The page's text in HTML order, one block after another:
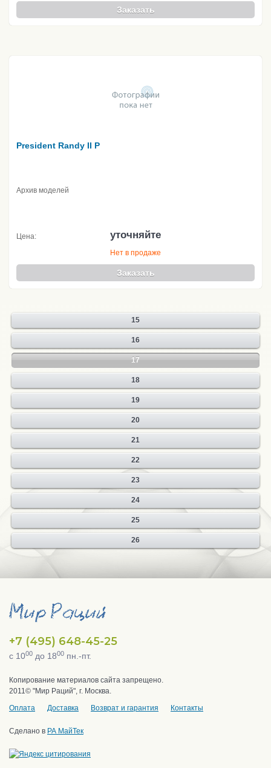
Заказать
President Randy II P
Архив моделей
Цена: уточняйте
Нет в продаже
Заказать
15
16
17
18
19
20
21
22
23
24
25
26
+7 (495) 648-45-25
с 1000 до 1800 пн.-пт.
Копирование материалов сайта запрещено.
2011© "Мир Раций", г. Москва.
Оплата
Доставка Возврат и гарантия Контакты
Сделано в РА МайТек